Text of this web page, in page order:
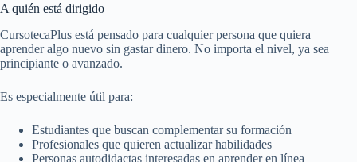
A quién está dirigido
CursotecaPlus está pensado para cualquier persona que quiera
aprender algo nuevo sin gastar dinero. No importa el nivel, ya sea
principiante o avanzado.
Es especialmente útil para:
Estudiantes que buscan complementar su formación
Profesionales que quieren actualizar habilidades
Personas autodidactas interesadas en aprender en línea